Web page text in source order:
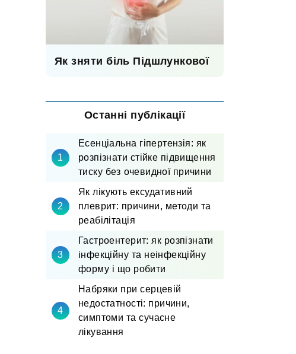
Як зняти біль Підшлункової
Останні публікації
Есенціальна гіпертензія: як
розпізнати стійке підвищення
тиску без очевидної причини
Як лікують ексудативний
плеврит: причини, методи та
реабілітація
Гастроентерит: як розпізнати
інфекційну та неінфекційну
форму і що робити
Набряки при серцевій
недостатності: причини,
симптоми та сучасне
лікування